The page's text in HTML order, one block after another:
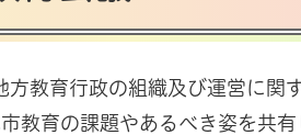
教育行政の組織及び運営に関
教育の課題やあるべき姿を共